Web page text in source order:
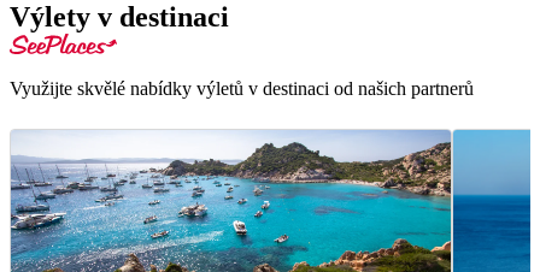
Výlety v destinaci
Využijte skvělé nabídky výletů v destinaci od našich partnerů